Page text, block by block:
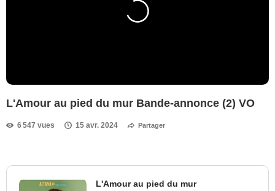
L'Amour au pied du mur Bande-annonce (2) VO
6 547 vues 15 avr. 2024 Partager
L'Amour au pied du mur